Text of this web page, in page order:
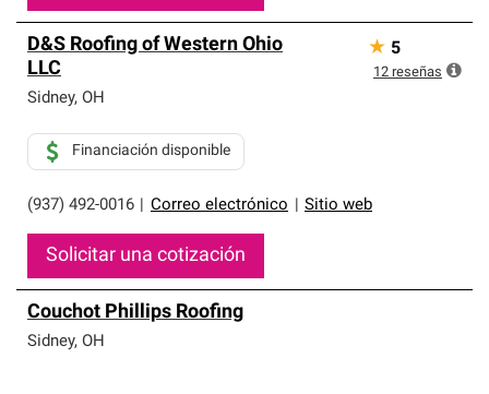
D&S Roofing of Western Ohio
LLC
Sidney, OH
(937) 492-0016 Correo electrónico Sitio web
Financiación disponible
Solicitar una cotización
★ 5
12 reseñas
Couchot Phillips Roofing
Sidney, OH